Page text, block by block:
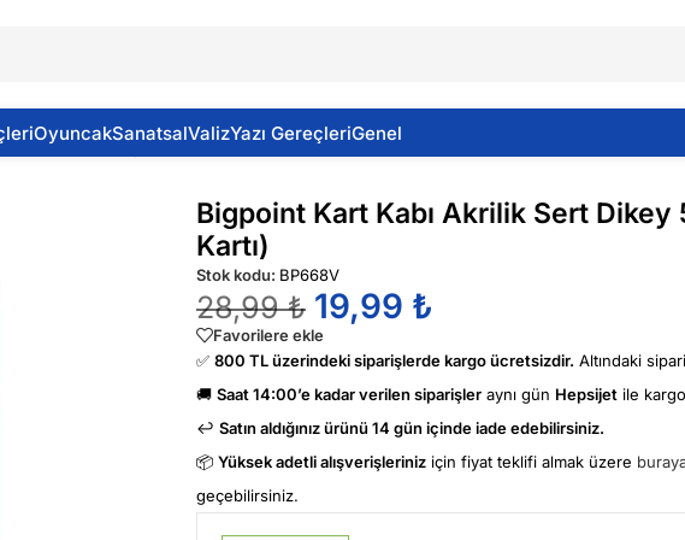
OyuncakSanatsalValizYazı GereçleriGenel
Sert Dikey 55×85 Mm(Yaka Kartı)
Bigpoint Kart Kabı Akrilik Sert Dikey
Kartı)
Stok kodu: BP668V
28,99₺ 19,99 ₺
Favorilere ekle
✅ 800 TL üzerindeki siparişlerde kargo ücretsizdir. Altındaki
🚚 Saat 14:00’e kadar verilen siparişler aynı gün Hepsijet ile
↩️ Satın aldığınız ürünü 14 gün içinde iade edebilirsiniz.
📦 Yüksek adetli alışverişleriniz için fiyat teklifi almak üzere
geçebilirsiniz.